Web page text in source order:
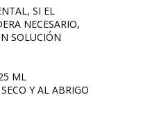
SI EL
NECESARIO,
SOLUCIÓN
ML
Y AL ABRIGO